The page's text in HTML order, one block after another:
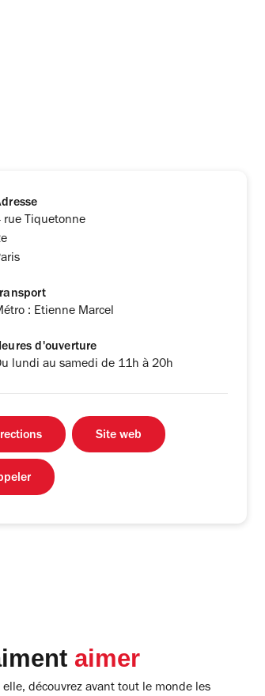
rue Tiquetonne
: Etienne Marcel
d'ouverture
lundi au samedi de 11h à 20h
Site web
aimer
découvrez avant tout le monde les